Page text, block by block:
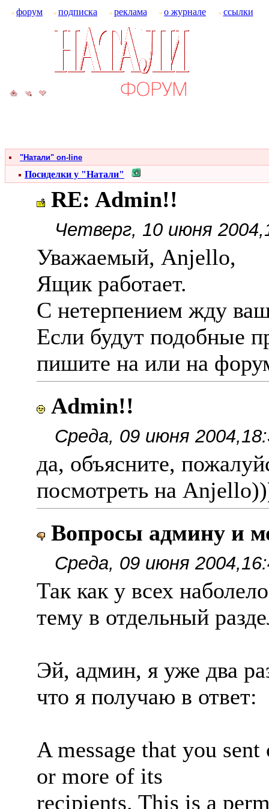
форум подписка реклама о журнале ссылки
"Натали" on-line
Посиделки у "Натали"
RE: Admin!!
Четверг, 10 июня
Уважаемый, Anjello,
Ящик работает.
С нетерпением жду
Если будут подобные
пишите на или на
Admin!!
Среда, 09 июня
да, объясните,
посмотреть на
Вопросы админу и
Среда, 09 июня
Так как у всех
тему в отдельный
Эй, админ, я уже два
что я получаю в ответ:
A message that you
or more of its
recipients. This is a